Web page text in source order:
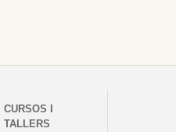
CURSOS I
TALLERS